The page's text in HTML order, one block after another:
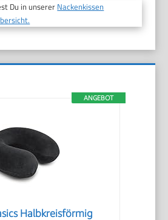
Du in unserer Nackenkissen
ANGEBOT
Halbkreisförmig